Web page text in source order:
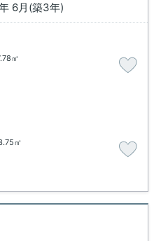
6月(築3年)
㎡
㎡